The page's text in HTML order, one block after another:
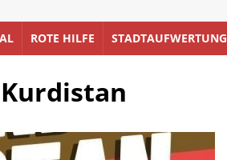
ROTE HILFE STADTAUFWERTUNG